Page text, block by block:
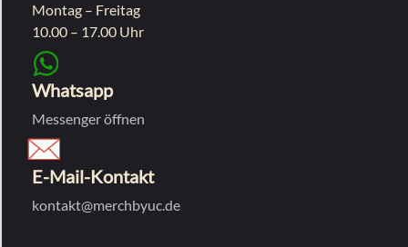
Montag – Freitag
10.00 – 17.00 Uhr
Whatsapp
Messenger öffnen
E-Mail-Kontakt
kontakt@merchbyuc.de